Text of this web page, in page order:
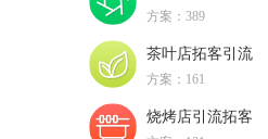
方案：389
茶叶店拓客引流
方案：161
烧烤店引流拓客